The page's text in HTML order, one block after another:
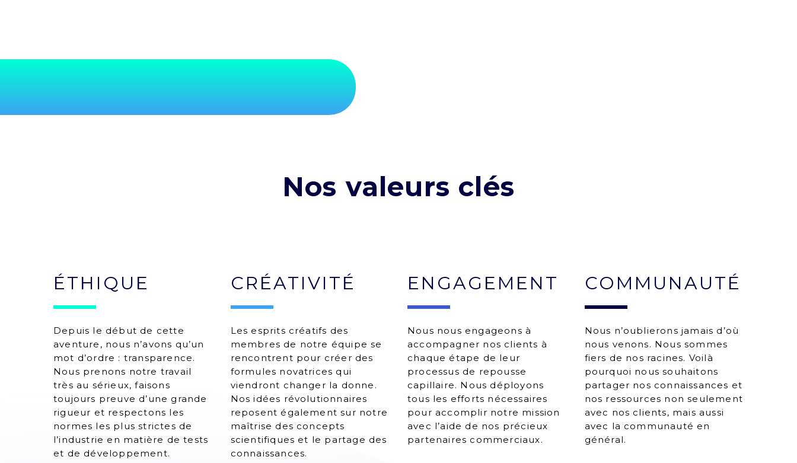
Nos valeurs clés
ÉTHIQUE
Depuis le début de cette
aventure, nous n’avons qu’un
mot d’ordre : transparence.
Nous prenons notre travail
très au sérieux, faisons
toujours preuve d’une grande
rigueur et respectons les
normes les plus strictes de
l’industrie en matière de tests
et de développement.
CRÉATIVITÉ
Les esprits créatifs des
membres de notre équipe se
rencontrent pour créer des
formules novatrices qui
viendront changer la donne.
Nos idées révolutionnaires
reposent également sur notre
maîtrise des concepts
scientifiques et le partage des
connaissances.
ENGAGEMENT
Nous nous engageons à
accompagner nos clients à
chaque étape de leur
processus de repousse
capillaire. Nous déployons
tous les efforts nécessaires
pour accomplir notre mission
avec l’aide de nos précieux
partenaires commerciaux.
COMMUNAUTÉ
Nous n’oublierons jamais d’où
nous venons. Nous sommes
fiers de nos racines. Voilà
pourquoi nous souhaitons
partager nos connaissances et
nos ressources non seulement
avec nos clients, mais aussi
avec la communauté en
général.